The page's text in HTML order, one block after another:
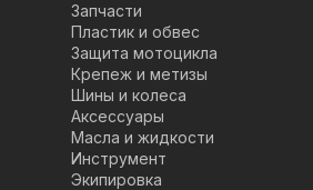
Запчасти
Пластик и обвес
Защита мотоцикла
Крепеж и метизы
Шины и колеса
Аксессуары
Масла и жидкости
Инструмент
Экипировка